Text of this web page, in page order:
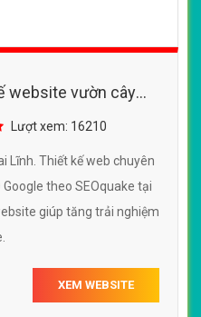
website vườn cây
chuẩn SEO
Lượt xem: 16210
Lĩnh. Thiết kế web chuyên
theo SEOquake tại
giúp tăng trải nghiệm
XEM WEBSITE